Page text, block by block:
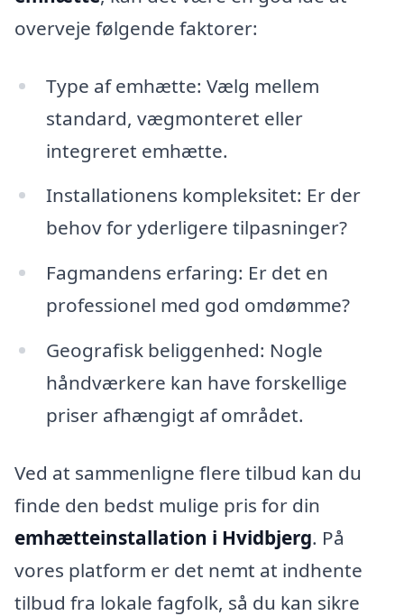
overveje følgende faktorer:
Type af emhætte: Vælg mellem
standard, vægmonteret eller
integreret emhætte.
Installationens kompleksitet: Er der
behov for yderligere tilpasninger?
Fagmandens erfaring: Er det en
professionel med god omdømme?
Geografisk beliggenhed: Nogle
håndværkere kan have forskellige
priser afhængigt af området.
Ved at sammenligne flere tilbud kan du
finde den bedst mulige pris for din
emhætteinstallation i Hvidbjerg. På
vores platform er det nemt at indhente
tilbud fra lokale fagfolk, så du kan sikre